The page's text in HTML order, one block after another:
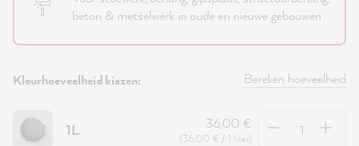
beton & metselwerk in oude en nieuwe gebouwen
Kleurhoeveelheid kiezen: Bereken hoeveelheid
1L 36,00 €
(36,00 € / 1 liter)
Hoeveelheid